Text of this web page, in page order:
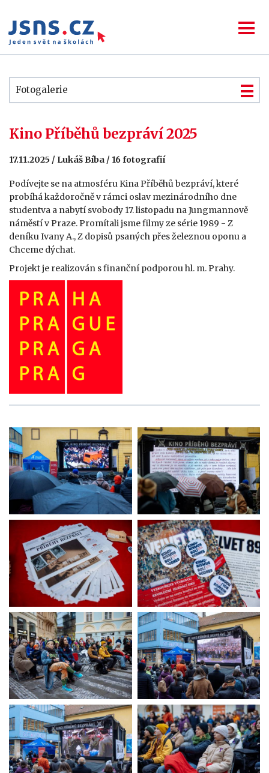
Fotogalerie
Kino Příběhů bezpráví 2025
17.11.2025 / Lukáš Bíba / 16 fotografií
Podívejte se na atmosféru Kina Příběhů bezpráví, které
probíhá každoročně v rámci oslav mezinárodního dne
studentva a nabytí svobody 17. listopadu na Jungmannově
náměstí v Praze. Promítali jsme filmy ze série 1989 - Z
deníku Ivany A., Z dopisů psaných přes železnou oponu a
Chceme dýchat.
Projekt je realizován s finanční podporou hl. m. Prahy.